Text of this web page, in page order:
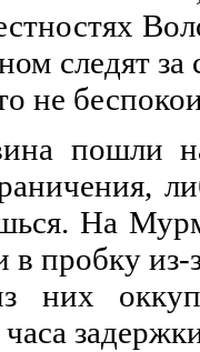
следят
не
пошли
На
в пробку
них